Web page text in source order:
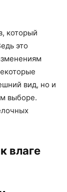
который
это
вид, но и
выборе.
влаге